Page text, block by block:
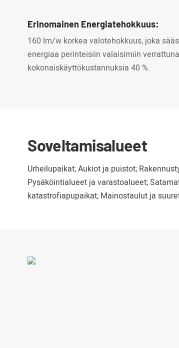
Erinomainen Energiatehokkuus:
160 lm/w korkea valotehokkuus, joka
energiaa perinteisiin valaisimiin
kokonaiskäyttökustannuksia 40 %.
Soveltamisalueet
Urheilupaikat; Aukiot ja puistot;
Pysäköintialueet ja varastoalueet;
katastrofiapupaikat; Mainostaulut ja